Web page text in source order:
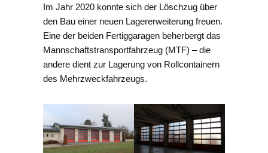
Im Jahr 2020 konnte sich der Löschzug über
den Bau einer neuen Lagererweiterung freuen.
Eine der beiden Fertiggaragen beherbergt das
Mannschaftstransportfahrzeug (MTF) – die
andere dient zur Lagerung von Rollcontainern
des Mehrzweckfahrzeugs.